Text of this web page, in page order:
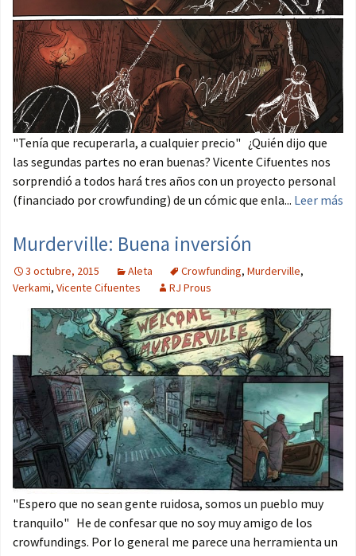
"Tenía que recuperarla, a cualquier precio" ¿Quién dijo que
las segundas partes no eran buenas? Vicente Cifuentes nos
sorprendió a todos hará tres años con un proyecto personal
(financiado por crowfunding) de un cómic que enla... Leer más
Murderville: Buena inversión
3 octubre, 2015 Aleta Crowfunding, Murderville,
Verkami, Vicente Cifuentes RJ Prous
"Espero que no sean gente ruidosa, somos un pueblo muy
tranquilo" He de confesar que no soy muy amigo de los
crowfundings. Por lo general me parece una herramienta un